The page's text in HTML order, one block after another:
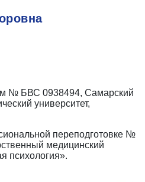
№ БВС 0938494, Самарский
университет,
переподготовке №
медицинский
психология».